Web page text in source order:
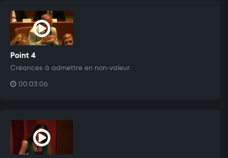
Point 4
Créances à admettre en non-valeur.
00:03:06